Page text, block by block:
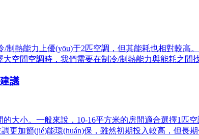
能力上優(yōu)于2匹空調，但其能耗也相對較高。在
空調時，我們需要在制冷/制熱能力與能耗之間找
議
小。一般來說，10-16平方米的房間適合選擇1匹空調
更加節(jié)能環(huán)保，雖然初期投入較高，但長